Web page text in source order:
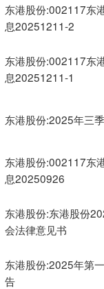
东港股份:002117东
息20251211-2
东港股份:002117东
息20251211-1
东港股份:2025年三
东港股份:002117东
息20250926
东港股份:东港股份
会法律意见书
东港股份:2025年第
告